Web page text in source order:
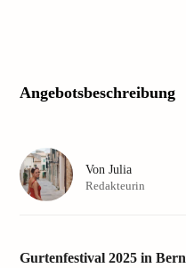
Angebotsbeschreibung
Gurtenfestival 2025 in Bern
Von Julia
Redakteurin